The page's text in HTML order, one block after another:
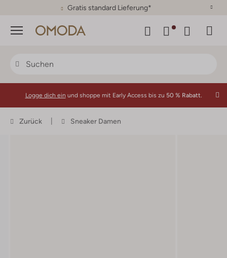
30 Tage Rückgaberecht
Menü
Logge dich ein und shoppe mit Early Access bis zu 50 % Rabatt.
Zurück Sneaker Damen